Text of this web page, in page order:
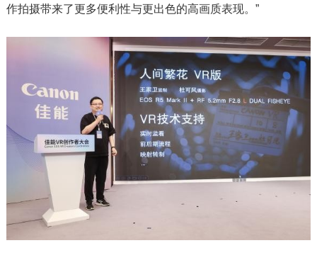
作拍摄带来了更多便利性与更出色的高画质表现。”